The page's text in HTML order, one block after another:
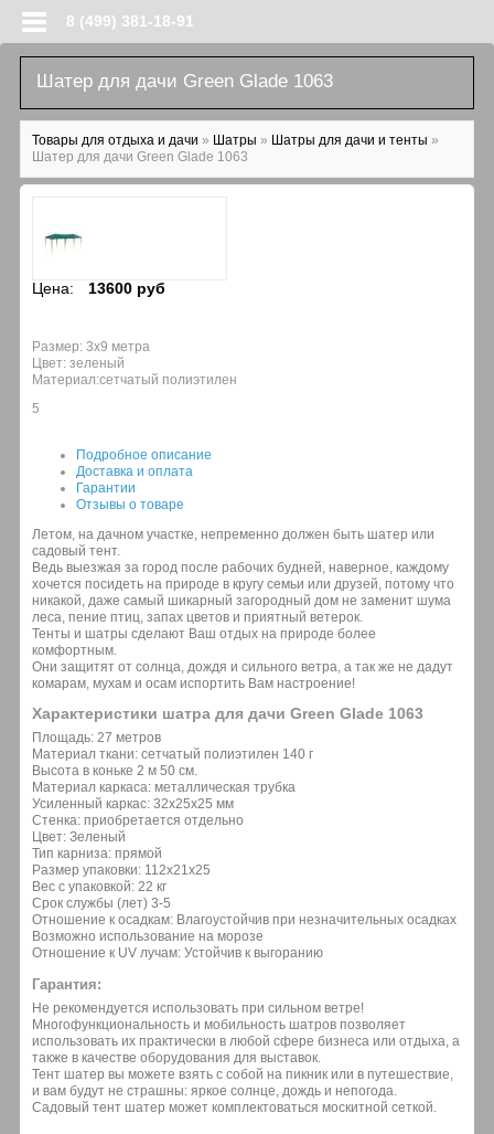
8 (499) 381-18-91
Шатер для дачи Green Glade 1063
Вы здесь
Товары для отдыха и дачи » Шатры » Шатры для дачи и тенты »
Шатер для дачи Green Glade 1063
Цена: 13600 руб
Размер: 3х9 метра
Цвет: зеленый
Материал:сетчатый полиэтилен
5
Подробное описание
Доставка и оплата
Гарантии
Отзывы о товаре
Летом, на дачном участке, непременно должен быть шатер или
садовый тент.
Ведь выезжая за город после рабочих будней, наверное, каждому
хочется посидеть на природе в кругу семьи или друзей, потому что
никакой, даже самый шикарный загородный дом не заменит шума
леса, пение птиц, запах цветов и приятный ветерок.
Тенты и шатры сделают Ваш отдых на природе более
комфортным.
Они защитят от солнца, дождя и сильного ветра, а так же не дадут
комарам, мухам и осам испортить Вам настроение!
Характеристики шатра для дачи Green Glade 1063
Площадь: 27 метров
Материал ткани: сетчатый полиэтилен 140 г
Высота в коньке 2 м 50 см.
Материал каркаса: металлическая трубка
Усиленный каркас: 32х25х25 мм
Стенка: приобретается отдельно
Цвет: Зеленый
Тип карниза: прямой
Размер упаковки: 112х21х25
Вес с упаковкой: 22 кг
Срок службы (лет) 3-5
Отношение к осадкам: Влагоустойчив при незначительных осадках
Возможно использование на морозе
Отношение к UV лучам: Устойчив к выгоранию
Гарантия:
Не рекомендуется использовать при сильном ветре!
Многофункциональность и мобильность шатров позволяет
использовать их практически в любой сфере бизнеса или отдыха, а
также в качестве оборудования для выставок.
Тент шатер вы можете взять с собой на пикник или в путешествие,
и вам будут не страшны: яркое солнце, дождь и непогода.
Садовый тент шатер может комплектоваться москитной сеткой.